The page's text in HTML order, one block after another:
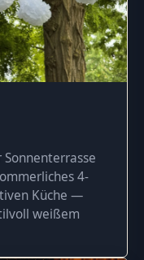
4-
Küche —
weißem